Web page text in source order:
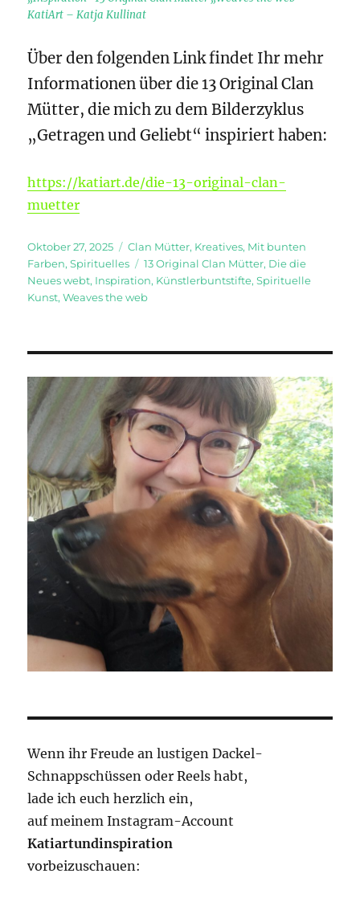
KatiArt – Katja Kullinat
Über den folgenden Link findet Ihr mehr
Informationen über die 13 Original Clan
Mütter, die mich zu dem Bilderzyklus
„Getragen und Geliebt“ inspiriert haben:
https://katiart.de/die-13-original-clan-
muetter
Veröffentlicht
am
Oktober 27, 2025 Kategorien
Clan Mütter, Kreatives, Mit bunten
Farben,Spirituelles Schlagwörter
13 Original Clan Mütter, Die die
Neues webt, Inspiration, Künstlerbuntstifte,Spirituelle
Kunst,Weaves the web
Wenn ihr Freude an lustigen Dackel-
Schnappschüssen oder Reels habt,
lade ich euch herzlich ein,
auf meinem Instagram-Account
Katiartundinspiration
vorbeizuschauen: